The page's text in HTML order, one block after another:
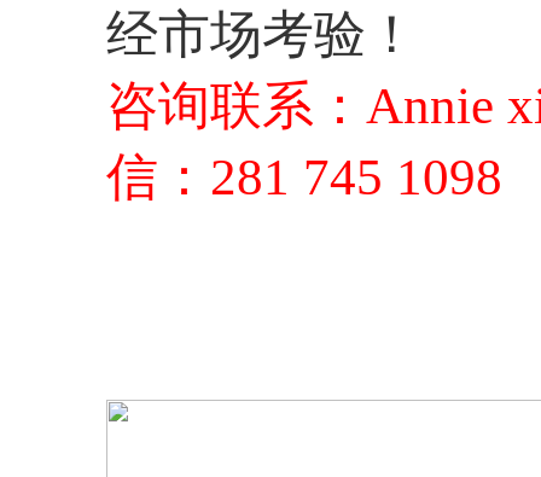
经市场考验！
咨询联系：Annie
信：281 745 1098